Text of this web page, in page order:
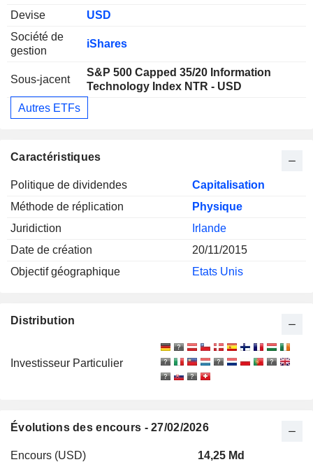
Devise
USD
Société de
gestion
iShares
Sous-jacent
S&P 500 Capped 35/20 Information
Technology Index NTR - USD
Autres ETFs
Caractéristiques
Politique de dividendes
Capitalisation
Méthode de réplication
Physique
Juridiction
Irlande
Date de création
20/11/2015
Objectif géographique
Etats Unis
Distribution
Investisseur Particulier
Évolutions des encours - 27/02/2026
Encours (USD)
14,25 Md